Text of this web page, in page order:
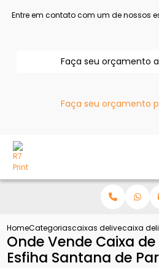
Entre em contato com um de nossos
Faça seu orçamento
Faça seu orçamento
HomeCategoriascaixas deliverycaixa
Onde Vende Caixa
Esfiha Santana de